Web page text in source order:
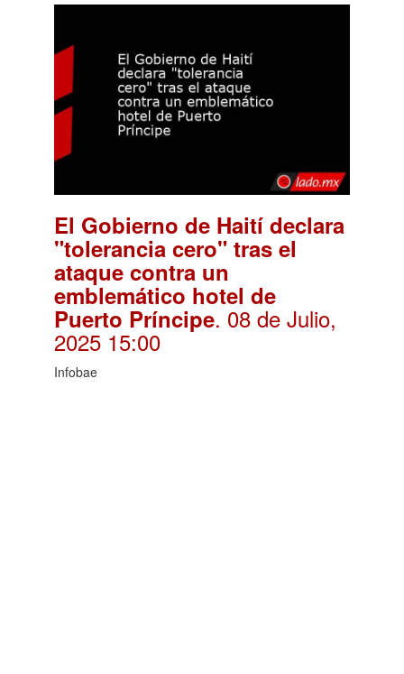
El Gobierno de Haití declara
"tolerancia cero" tras el
ataque contra un
emblemático hotel de
Puerto Príncipe. 08 de Julio,
2025 15:00
Infobae